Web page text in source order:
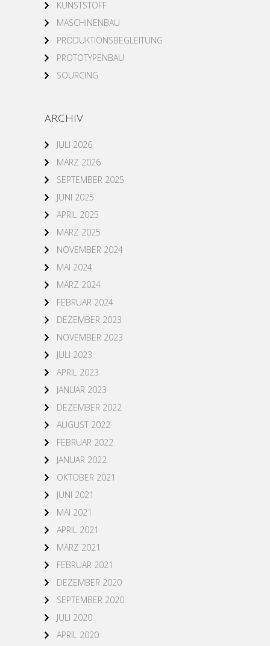
KUNSTSTOFF
MASCHINENBAU
PRODUKTIONSBEGLEITUNG
PROTOTYPENBAU
SOURCING
ARCHIV
JULI 2026
MÄRZ 2026
SEPTEMBER 2025
JUNI 2025
APRIL 2025
MÄRZ 2025
NOVEMBER 2024
MAI 2024
MÄRZ 2024
FEBRUAR 2024
DEZEMBER 2023
NOVEMBER 2023
JULI 2023
APRIL 2023
JANUAR 2023
DEZEMBER 2022
AUGUST 2022
FEBRUAR 2022
JANUAR 2022
OKTOBER 2021
JUNI 2021
MAI 2021
APRIL 2021
MÄRZ 2021
FEBRUAR 2021
DEZEMBER 2020
SEPTEMBER 2020
JULI 2020
APRIL 2020